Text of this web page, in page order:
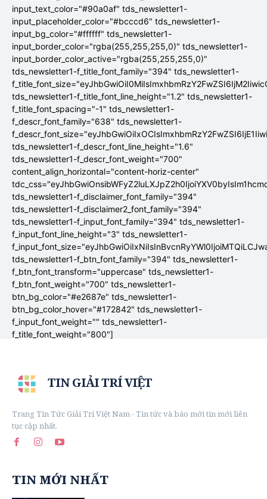
input_text_color="#90a0af" tds_newsletter1-
input_placeholder_color="#bcccd6" tds_newsletter1-
input_bg_color="#ffffff" tds_newsletter1-
input_border_color="rgba(255,255,255,0)" tds_newsletter1-
input_border_color_active="rgba(255,255,255,0)"
tds_newsletter1-f_title_font_family="394" tds_newsletter1-
tds_newsletter1-f_title_font_line_height="1.2" tds_newsletter1-
f_title_font_spacing="-1" tds_newsletter1-
f_descr_font_family="638" tds_newsletter1-
tds_newsletter1-f_descr_font_line_height="1.6"
tds_newsletter1-f_descr_font_weight="700"
content_align_horizontal="content-horiz-center"
tds_newsletter1-f_disclaimer_font_family="394"
tds_newsletter1-f_disclaimer2_font_family="394"
tds_newsletter1-f_input_font_family="394" tds_newsletter1-
f_input_font_line_height="3" tds_newsletter1-
tds_newsletter1-f_btn_font_family="394" tds_newsletter1-
f_btn_font_transform="uppercase" tds_newsletter1-
f_btn_font_weight="700" tds_newsletter1-
btn_bg_color="#e2687e" tds_newsletter1-
btn_bg_color_hover="#172842" tds_newsletter1-
f_input_font_weight="" tds_newsletter1-
f_title_font_weight="800"]
TIN GIẢI TRÍ VIỆT
Trang Tin Tức Giải Trí Việt Nam - Tin tức và báo mới tin mới liên
tục cập nhất.
TIN MỚI NHẤT